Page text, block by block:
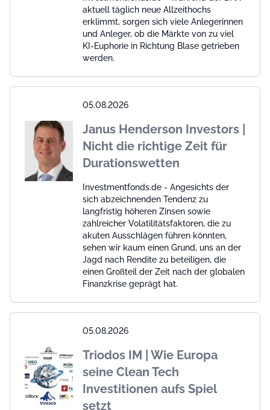
aktuell täglich neue Allzeithochs
erklimmt, sorgen sich viele Anlegerinnen
und Anleger, ob die Märkte von zu viel
KI-Euphorie in Richtung Blase getrieben
werden.
05.08.2026
Janus Henderson Investors |
Nicht die richtige Zeit für
Durationswetten
Investmentfonds.de - Angesichts der
sich abzeichnenden Tendenz zu
langfristig höheren Zinsen sowie
zahlreicher Volatilitätsfaktoren, die zu
akuten Ausschlägen führen könnten,
sehen wir kaum einen Grund, uns an der
Jagd nach Rendite zu beteiligen, die
einen Großteil der Zeit nach der globalen
Finanzkrise geprägt hat.
05.08.2026
Triodos IM | Wie Europa
seine Clean Tech
Investitionen aufs Spiel
setzt